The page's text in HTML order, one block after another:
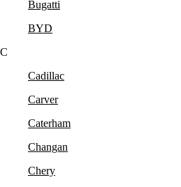
Bugatti
BYD
C
Cadillac
Carver
Caterham
Changan
Chery